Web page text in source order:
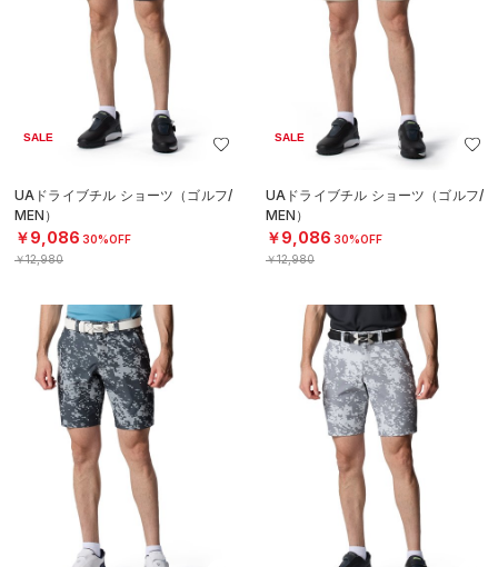
SALE
UAドライブチル ショーツ（ゴルフ/
MEN）
￥9,086 30%OFF
￥12,980
SALE
UAドライブチル ショーツ（ゴルフ/
MEN）
￥9,086 30%OFF
￥12,980